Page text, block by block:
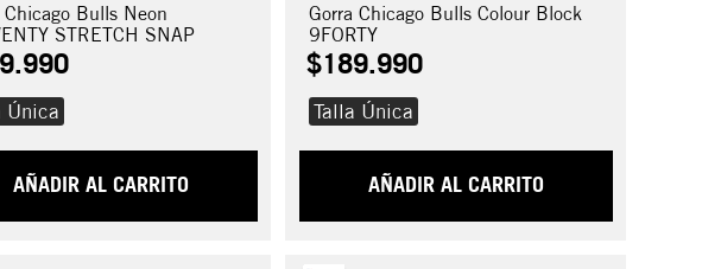
Chicago Bulls Neon
STRETCH SNAP
.990
Única
AÑADIR AL CARRITO
Gorra Chicago Bulls Colour Block
9FORTY
$189.990
Talla Única
AÑADIR AL CARRITO